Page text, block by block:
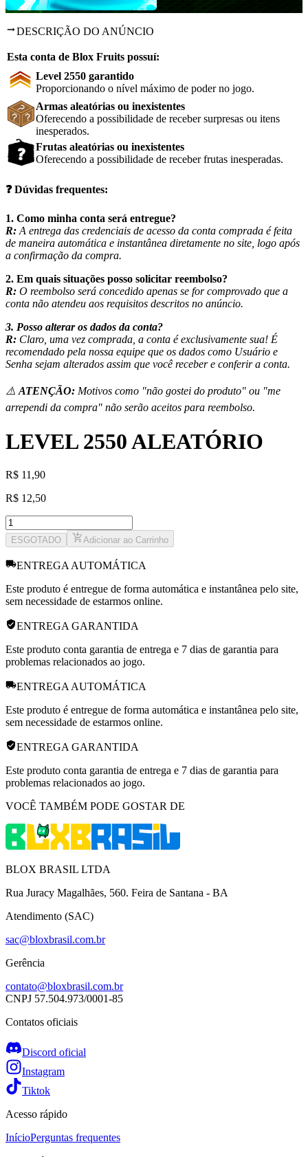
DESCRIÇÃO DO ANÚNCIO
Esta conta de Blox Fruits possuí:
Level 2550 garantido
Proporcionando o nível máximo de poder no jogo.
Armas aleatórias ou inexistentes
Oferecendo a possibilidade de receber surpresas ou itens
inesperados.
Frutas aleatórias ou inexistentes
Oferecendo a possibilidade de receber frutas inesperadas.
❓Dúvidas frequentes:
1. Como minha conta será entregue?
R: A entrega das credenciais de acesso da conta comprada é feita
de maneira automática e instantânea diretamente no site, logo após
a confirmação da compra.
2. Em quais situações posso solicitar reembolso?
R: O reembolso será concedido apenas se for comprovado que a
conta não atendeu aos requisitos descritos no anúncio.
3. Posso alterar os dados da conta?
R: Claro, uma vez comprada, a conta é exclusivamente sua! É
recomendado pela nossa equipe que os dados como Usuário e
Senha sejam alterados assim que você receber e conferir a conta.
⚠️ ATENÇÃO: Motivos como "não gostei do produto" ou "me
arrependi da compra" não serão aceitos para reembolso.
LEVEL 2550 ALEATÓRIO
R$ 11,90
R$ 12,50
ESGOTADO Adicionar ao Carrinho
ENTREGA AUTOMÁTICA
Este produto é entregue de forma automática e instantânea pelo site,
sem necessidade de estarmos online.
ENTREGA GARANTIDA
Este produto conta garantia de entrega e 7 dias de garantia para
problemas relacionados ao jogo.
ENTREGA AUTOMÁTICA
Este produto é entregue de forma automática e instantânea pelo site,
sem necessidade de estarmos online.
ENTREGA GARANTIDA
Este produto conta garantia de entrega e 7 dias de garantia para
problemas relacionados ao jogo.
VOCÊ TAMBÉM PODE GOSTAR DE
BLOX BRASIL LTDA
Rua Juracy Magalhães, 560. Feira de Santana - BA
Atendimento (SAC)
sac@bloxbrasil.com.br
Gerência
contato@bloxbrasil.com.br
CNPJ 57.504.973/0001-85
Contatos oficiais
Discord oficial
Instagram
Tiktok
Acesso rápido
InícioPerguntas frequentes